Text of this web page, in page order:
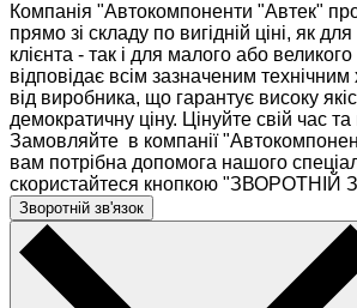
Компанія "Автокомпоненти "Автек"
прямо зі складу по вигідній ціні, як
клієнта - так і для малого або великого
відповідає всім зазначеним
від виробника, що гарантує високу
демократичну ціну. Цінуйте свій час та
Замовляйте в компанії
вам потрібна допомога нашого
скористайтеся кнопкою "ЗВОРОТНІЙ
Зворотній зв'язок